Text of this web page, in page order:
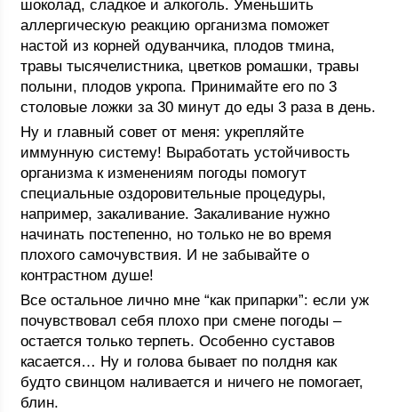
шоколад, сладкое и алкоголь. Уменьшить
аллергическую реакцию организма поможет
настой из корней одуванчика, плодов тмина,
травы тысячелистника, цветков ромашки, травы
полыни, плодов укропа. Принимайте его по 3
столовые ложки за 30 минут до еды 3 раза в день.
Ну и главный совет от меня: укрепляйте
иммунную систему! Выработать устойчивость
организма к изменениям погоды помогут
специальные оздоровительные процедуры,
например, закаливание. Закаливание нужно
начинать постепенно, но только не во время
плохого самочувствия. И не забывайте о
контрастном душе!
Все остальное лично мне “как припарки”: если уж
почувствовал себя плохо при смене погоды –
остается только терпеть. Особенно суставов
касается… Ну и голова бывает по полдня как
будто свинцом наливается и ничего не помогает,
блин.